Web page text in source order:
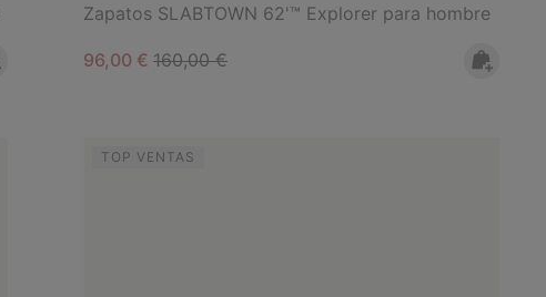
Zapatos SLABTOWN 62'™ Explorer para hombre
Sale price:
96,00 €Regular price:
160,00 €
TOP VENTAS